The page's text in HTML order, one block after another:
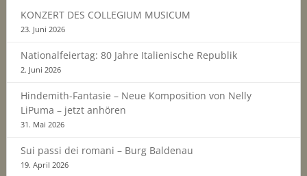
KONZERT DES COLLEGIUM MUSICUM
23. Juni 2026
Nationalfeiertag: 80 Jahre Italienische Republik
2. Juni 2026
Hindemith-Fantasie – Neue Komposition von Nelly
LiPuma – jetzt anhören
31. Mai 2026
Sui passi dei romani – Burg Baldenau
19. April 2026